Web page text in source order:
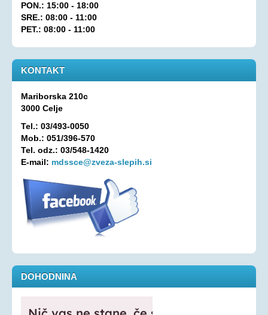
OSEBNA ASISTENCA
PON.: 15:00 - 18:00
SRE.: 08:00 - 11:00
PET.: 08:00 - 11:00
KONTAKT
Mariborska 210c
3000 Celje
Tel.: 03/493-0050
Mob.: 051/396-570
Tel. odz.: 03/548-1420
E-mail: mdssce@zveza-slepih.si
DOHODNINA